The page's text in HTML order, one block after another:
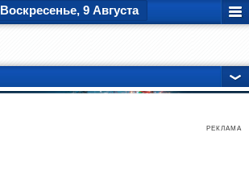
Воскресенье, 9 Августа
РЕКЛАМА